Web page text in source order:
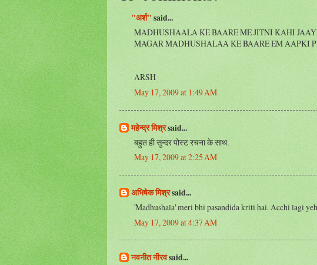
"अर्श" said...
MADHUSHAALA KE BAARE ME JITNI KAHI
MAGAR MADHUSHALAA KE BAARE EM AAPKI
ARSH
May 17, 2009 at 1:49 AM
महेन्द्र मिश्रsaid...
बहुत ही सुन्दर पोस्ट रचना के साथ.
May 17, 2009 at 2:25 AM
अभिषेक मिश्रsaid...
'Madhushala' meri bhi pasandida kriti hai. Acchi lagi
May 17, 2009 at 4:37 AM
नवनीत नीरवsaid...